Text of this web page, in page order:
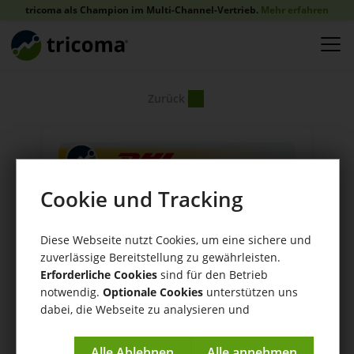
tricoma als Champion im Multi-Channel-Vertrieb. Mehr erfahren
Cookie und Tracking
Diese Webseite nutzt Cookies, um eine sichere und
zuverlässige Bereitstellung zu gewährleisten.
Erforderliche Cookies sind für den Betrieb
notwendig. Optionale Cookies unterstützen uns
dabei, die Webseite zu analysieren und